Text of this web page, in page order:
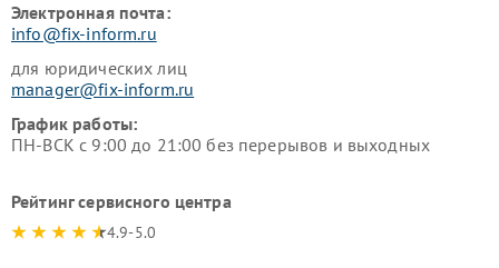
Электронная почта:
info@fix-inform.ru
для юридических лиц
manager@fix-inform.ru
График работы:
ПН-ВСК с 9:00 до 21:00 без перерывов и выходных
Рейтинг сервисного центра
4.9-5.0